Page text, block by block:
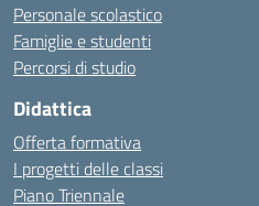
Personale scolastico
Famiglie e studenti
Percorsi di studio
Didattica
Offerta formativa
I progetti delle classi
Piano Triennale